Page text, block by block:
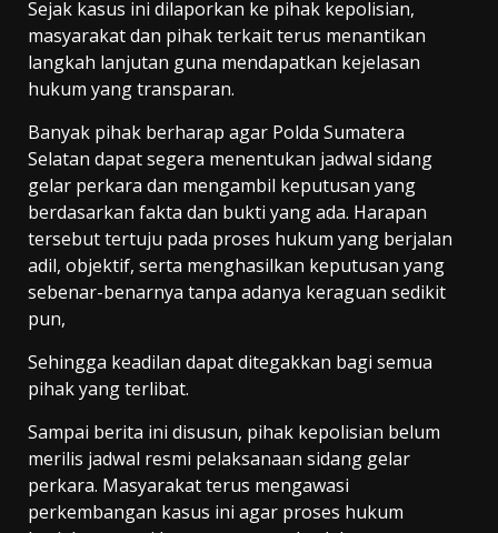
Sejak kasus ini dilaporkan ke pihak kepolisian,
masyarakat dan pihak terkait terus menantikan
langkah lanjutan guna mendapatkan kejelasan
hukum yang transparan.
Banyak pihak berharap agar Polda Sumatera
Selatan dapat segera menentukan jadwal sidang
gelar perkara dan mengambil keputusan yang
berdasarkan fakta dan bukti yang ada. Harapan
tersebut tertuju pada proses hukum yang berjalan
adil, objektif, serta menghasilkan keputusan yang
sebenar-benarnya tanpa adanya keraguan sedikit
pun,
Sehingga keadilan dapat ditegakkan bagi semua
pihak yang terlibat.
Sampai berita ini disusun, pihak kepolisian belum
merilis jadwal resmi pelaksanaan sidang gelar
perkara. Masyarakat terus mengawasi
perkembangan kasus ini agar proses hukum